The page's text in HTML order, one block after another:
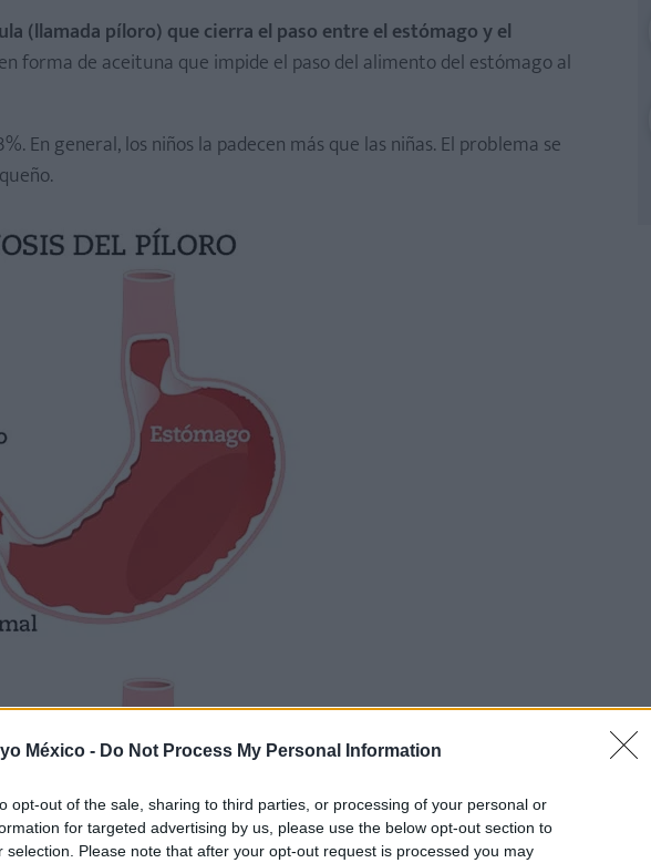
México - Do Not Process My Personal Information
opt-out of the sale, sharing to third parties, or processing of your personal or
for targeted advertising by us, please use the below opt-out section to
selection. Please note that after your opt-out request is processed you may
(llamada píloro) que cierra el paso entre el estómago y el
forma de aceituna que impide el paso del alimento del estómago al
En general, los niños la padecen más que las niñas. El problema se